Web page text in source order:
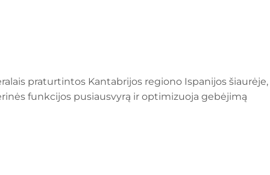
praturtintos Kantabrijos regiono Ispanijos šiaurėje,
funkcijos pusiausvyrą ir optimizuoja gebėjimą